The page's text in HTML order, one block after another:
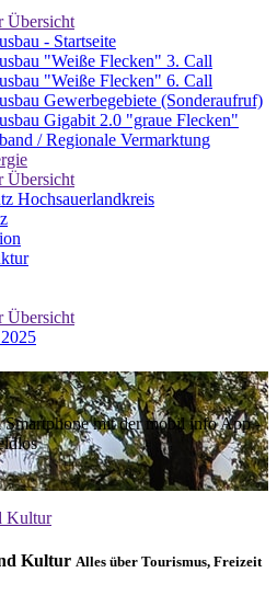
Übersicht
- Startseite
"Weiße Flecken" 3. Call
"Weiße Flecken" 6. Call
Gewerbegebiete (Sonderaufruf)
Gigabit 2.0 "graue Flecken"
/ Regionale Vermarktung
Übersicht
Hochsauerlandkreis
Übersicht
mit der mobil info App -
Kultur
Kultur Alles über Tourismus, Freizeit